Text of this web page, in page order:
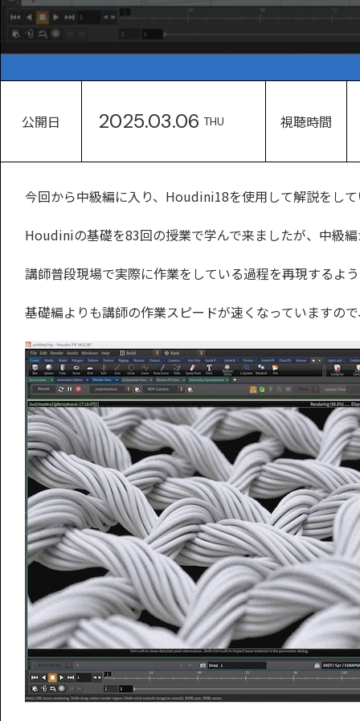
公開日 2025.03.06 THU 視聴時間
今回から中級編に入り、Houdini18を使用して解説をし
Houdiniの基礎を83回の授業で学んで来ましたが、中級
講師普段現場で実際に作業をしている過程を再現するよ
基礎編よりも講師の作業スピードが速くなっていますの